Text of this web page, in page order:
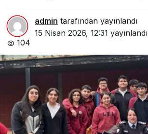
admin tarafından yayınlandı
15 Nisan 2026, 12:31 yayınlandı
104